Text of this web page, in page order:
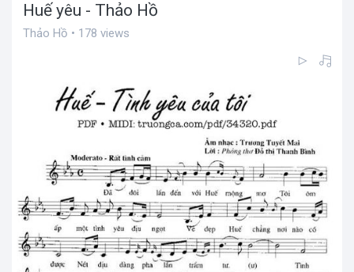
Huế yêu - Thảo Hồ
Thảo Hồ • 178 views